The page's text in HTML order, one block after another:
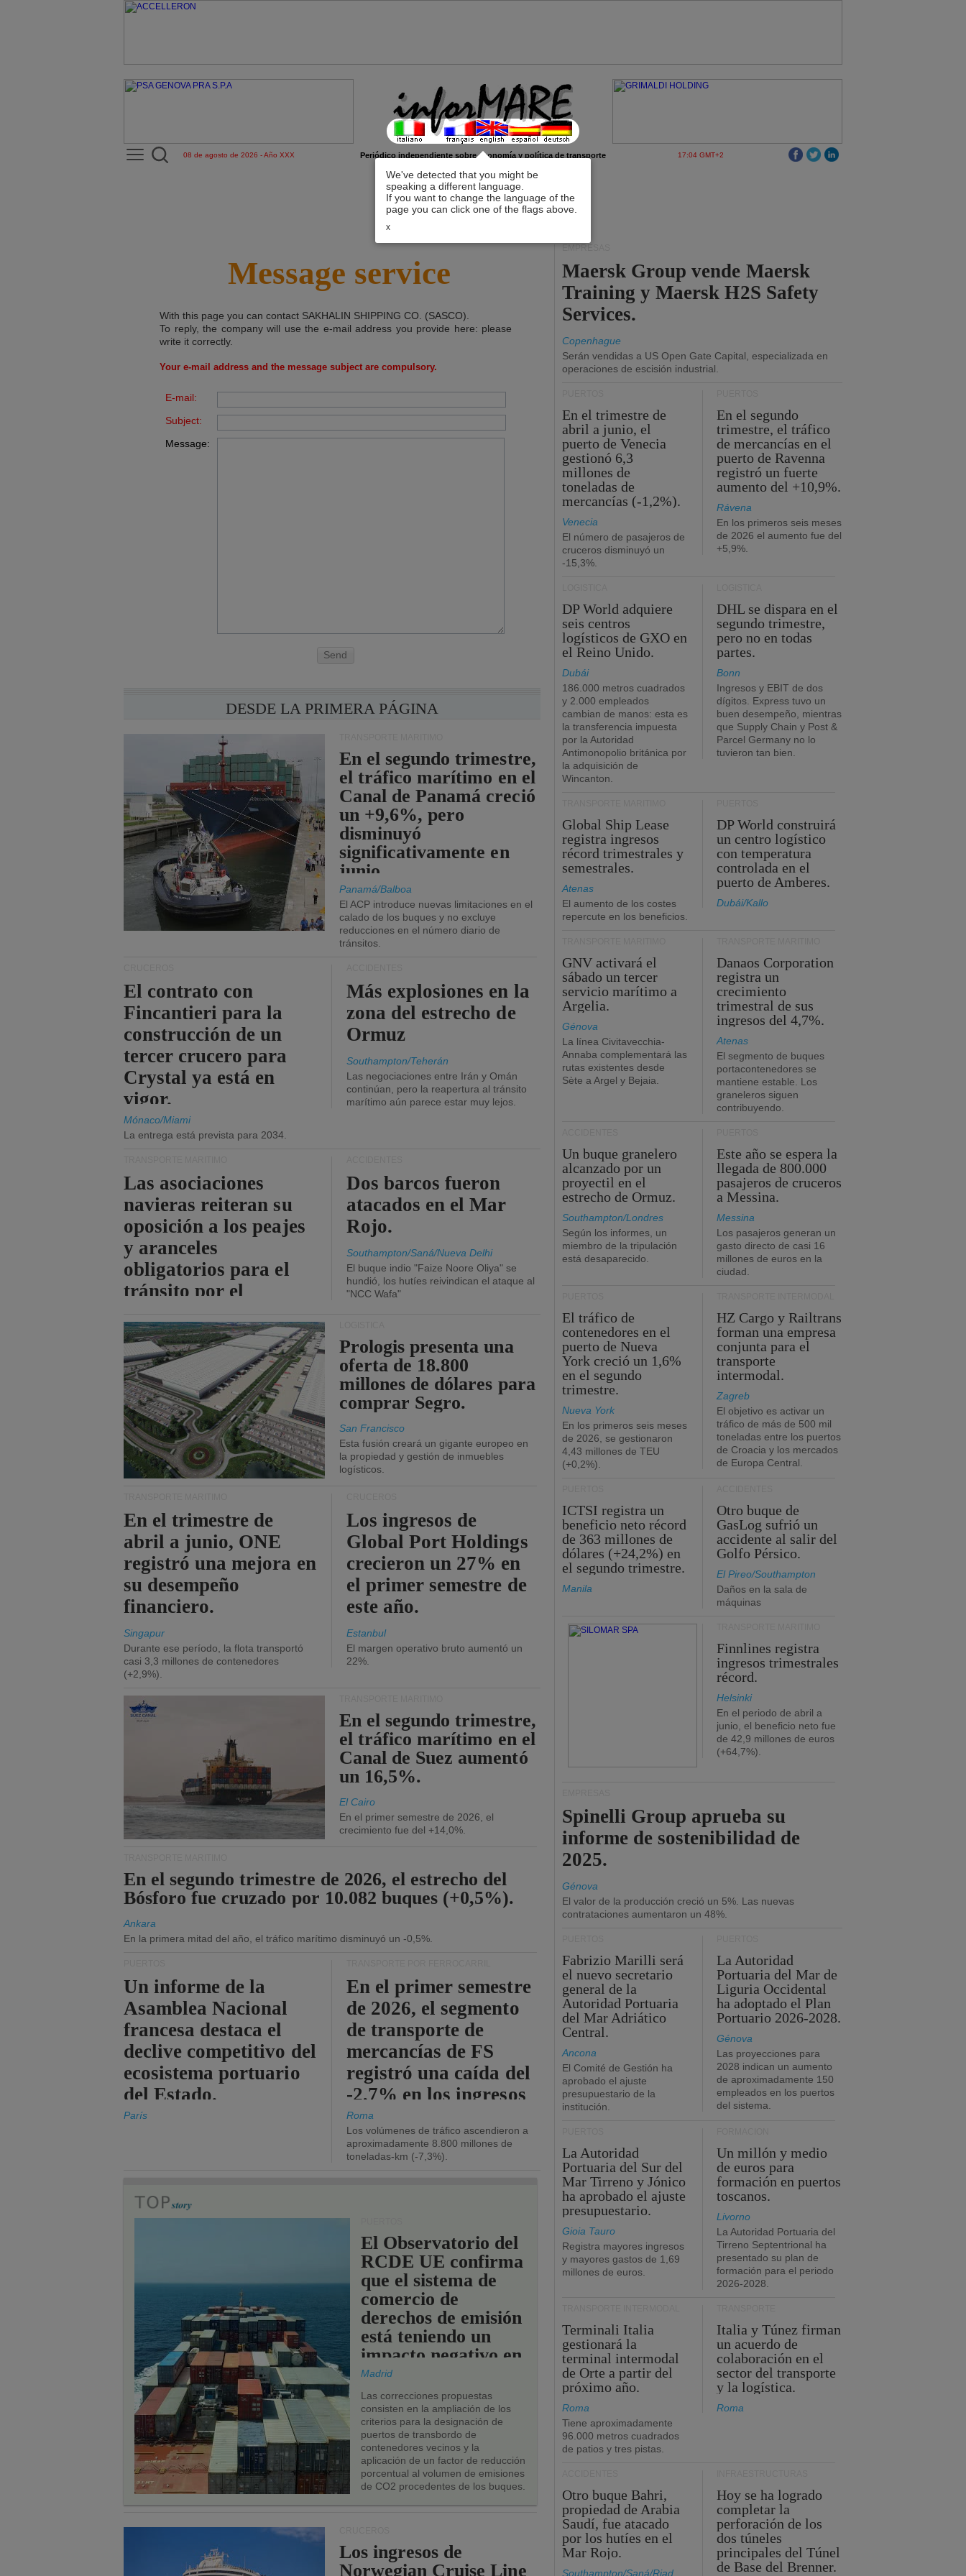
We've detected that you might be
speaking a different language.
If you want to change the language of the
page you can click one of the flags above.
x
08 de agosto de 2026 - Año XXX Periódico independiente sobre economía y política de transporte 17:04 GMT+2
Message service
With this page you can contact SAKHALIN SHIPPING CO. (SASCO)
To reply, the company will use the e-mail address you provide here: please
write it correctly.
Your e-mail address and the message subject are compulsory.
E-mail:
Subject:
Message:
Send
DESDE LA PRIMERA PÁGINA
En el segundo trimestre,
el tráfico marítimo en el
Canal de Panamá creció
un +9,6%, pero
disminuyó
significativamente en
junio.
Panamá/Balboa
El ACP introduce nuevas limitaciones en el
calado de los buques y no excluye
reducciones en el número diario de
tránsitos.
El contrato con
Fincantieri para la
construcción de un
tercer crucero para
Crystal ya está en
vigor.
Mónaco/Miami
La entrega está prevista para 2034.
Más explosiones en la
zona del estrecho de
Ormuz
Southampton/Teherán
Las negociaciones entre Irán y Omán
continúan, pero la reapertura al tránsito
marítimo aún parece estar muy lejos.
Las asociaciones
navieras reiteran su
oposición a los peajes
y aranceles
obligatorios para el
tránsito por el
Dos barcos fueron
atacados en el Mar
Rojo.
Southampton/Saná/Nueva Delhi
El buque indio "Faize Noore Oliya" se
hundió, los hutíes reivindican el ataque al
"NCC Wafa"
Prologis presenta una
oferta de 18.800
millones de dólares para
comprar Segro.
San Francisco
Esta fusión creará un gigante europeo en
la propiedad y gestión de inmuebles
logísticos.
En el trimestre de
abril a junio, ONE
registró una mejora en
su desempeño
financiero.
Singapur
Durante ese período, la flota transportó
casi 3,3 millones de contenedores
(+2,9%).
Los ingresos de
Global Port Holdings
crecieron un 27% en
el primer semestre de
este año.
Estanbul
El margen operativo bruto aumentó un
22%.
En el segundo trimestre,
el tráfico marítimo en el
Canal de Suez aumentó
un 16,5%.
El Cairo
En el primer semestre de 2026, el
crecimiento fue del +14,0%.
En el segundo trimestre de 2026, el estrecho del
Bósforo fue cruzado por 10.082 buques (+0,5%).
Ankara
En la primera mitad del año, el tráfico marítimo disminuyó un -0,5%.
Un informe de la
Asamblea Nacional
francesa destaca el
declive competitivo del
ecosistema portuario
del Estado.
París
En el primer semestre
de 2026, el segmento
de transporte de
mercancías de FS
registró una caída del
-2,7% en los ingresos
operativos.
Roma
Los volúmenes de tráfico ascendieron a
aproximadamente 8.800 millones de
toneladas-km (-7,3%).
El Observatorio del
RCDE UE confirma
que el sistema de
comercio de
derechos de emisión
está teniendo un
impacto negativo en
los puertos de la
UE.
Madrid
Las correcciones propuestas
consisten en la ampliación de los
criterios para la designación de
puertos de transbordo de
contenedores vecinos y la
aplicación de un factor de reducción
porcentual al volumen de emisiones
de CO2 procedentes de los buques.
Los ingresos de
Norwegian Cruise Line
EMPRESAS
Maersk Group vende Maersk
Training y Maersk H2S Safety
Services.
Copenhague
Serán vendidas a US Open Gate Capital, especializada en
operaciones de escisión industrial.
En el trimestre de
abril a junio, el
puerto de Venecia
gestionó 6,3
millones de
toneladas de
mercancías (-1,2%).
Venecia
El número de pasajeros de
cruceros disminuyó un
-15,3%.
En el segundo
trimestre, el tráfico
de mercancías en el
puerto de Ravenna
registró un fuerte
aumento del +10,9%.
Rávena
En los primeros seis meses
de 2026 el aumento fue del
+5,9%.
DP World adquiere
seis centros
logísticos de GXO en
el Reino Unido.
Dubái
186.000 metros cuadrados
y 2.000 empleados
cambian de manos: esta es
la transferencia impuesta
por la Autoridad
Antimonopolio británica por
la adquisición de
Wincanton.
DHL se dispara en el
segundo trimestre,
pero no en todas
partes.
Bonn
Ingresos y EBIT de dos
dígitos. Express tuvo un
buen desempeño, mientras
que Supply Chain y Post &
Parcel Germany no lo
tuvieron tan bien.
Global Ship Lease
registra ingresos
récord trimestrales y
semestrales.
Atenas
El aumento de los costes
repercute en los beneficios.
DP World construirá
un centro logístico
con temperatura
controlada en el
puerto de Amberes.
Dubái/Kallo
GNV activará el
sábado un tercer
servicio marítimo a
Argelia.
Génova
La línea Civitavecchia-
Annaba complementará las
rutas existentes desde
Sète a Argel y Bejaia.
Danaos Corporation
registra un
crecimiento
trimestral de sus
ingresos del 4,7%.
Atenas
El segmento de buques
portacontenedores se
mantiene estable. Los
graneleros siguen
contribuyendo.
Un buque granelero
alcanzado por un
proyectil en el
estrecho de Ormuz.
Southampton/Londres
Según los informes, un
miembro de la tripulación
está desaparecido.
Este año se espera la
llegada de 800.000
pasajeros de cruceros
a Messina.
Messina
Los pasajeros generan un
gasto directo de casi 16
millones de euros en la
ciudad.
El tráfico de
contenedores en el
puerto de Nueva
York creció un 1,6%
en el segundo
trimestre.
Nueva York
En los primeros seis meses
de 2026, se gestionaron
4,43 millones de TEU
(+0,2%).
HZ Cargo y Railtrans
forman una empresa
conjunta para el
transporte
intermodal.
Zagreb
El objetivo es activar un
tráfico de más de 500 mil
toneladas entre los puertos
de Croacia y los mercados
de Europa Central.
ICTSI registra un
beneficio neto récord
de 363 millones de
dólares (+24,2%) en
el segundo trimestre.
Manila
Otro buque de
GasLog sufrió un
accidente al salir del
Golfo Pérsico.
El Pireo/Southampton
Daños en la sala de
máquinas
Finnlines registra
ingresos trimestrales
récord.
Helsinki
En el periodo de abril a
junio, el beneficio neto fue
de 42,9 millones de euros
(+64,7%).
Spinelli Group aprueba su
informe de sostenibilidad de
2025.
Génova
El valor de la producción creció un 5%. Las nuevas
contrataciones aumentaron un 48%.
Fabrizio Marilli será
el nuevo secretario
general de la
Autoridad Portuaria
del Mar Adriático
Central.
Ancona
El Comité de Gestión ha
aprobado el ajuste
presupuestario de la
institución.
La Autoridad
Portuaria del Mar de
Liguria Occidental
ha adoptado el Plan
Portuario 2026-2028.
Génova
Las proyecciones para
2028 indican un aumento
de aproximadamente 150
empleados en los puertos
del sistema.
La Autoridad
Portuaria del Sur del
Mar Tirreno y Jónico
ha aprobado el ajuste
presupuestario.
Gioia Tauro
Registra mayores ingresos
y mayores gastos de 1,69
millones de euros.
Un millón y medio
de euros para
formación en puertos
toscanos.
Livorno
La Autoridad Portuaria del
Tirreno Septentrional ha
presentado su plan de
formación para el periodo
2026-2028.
Terminali Italia
gestionará la
terminal intermodal
de Orte a partir del
próximo año.
Roma
Tiene aproximadamente
96.000 metros cuadrados
de patios y tres pistas.
Italia y Túnez firman
un acuerdo de
colaboración en el
sector del transporte
y la logística.
Roma
Otro buque Bahri,
propiedad de Arabia
Saudí, fue atacado
por los hutíes en el
Mar Rojo.
Southampton/Saná/Riad
Hoy se ha logrado
completar la
perforación de los
dos túneles
principales del Túnel
de Base del Brenner.